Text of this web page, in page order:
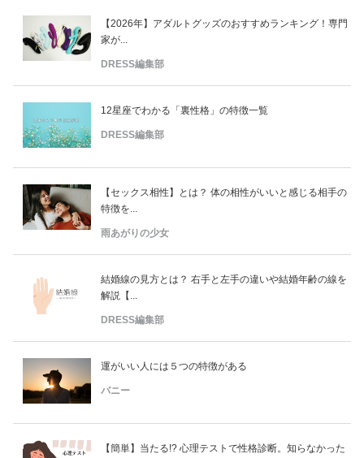
【2026年】アダルトグッズのおすすめランキング！専門
家が...
DRESS編集部
12星座でわかる「裏性格」の特徴一覧
DRESS編集部
【セックス相性】とは？ 体の相性がいいと感じる相手の
特徴を...
雨あがりの少女
結婚線の見方とは？ 右手と左手の違いや結婚年齢の線を
解説【...
DRESS編集部
運がいい人には５つの特徴がある
バニー
【簡単】当たる!? 心理テストで性格診断。知らなかった